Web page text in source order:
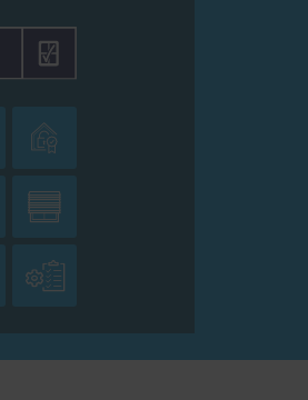


